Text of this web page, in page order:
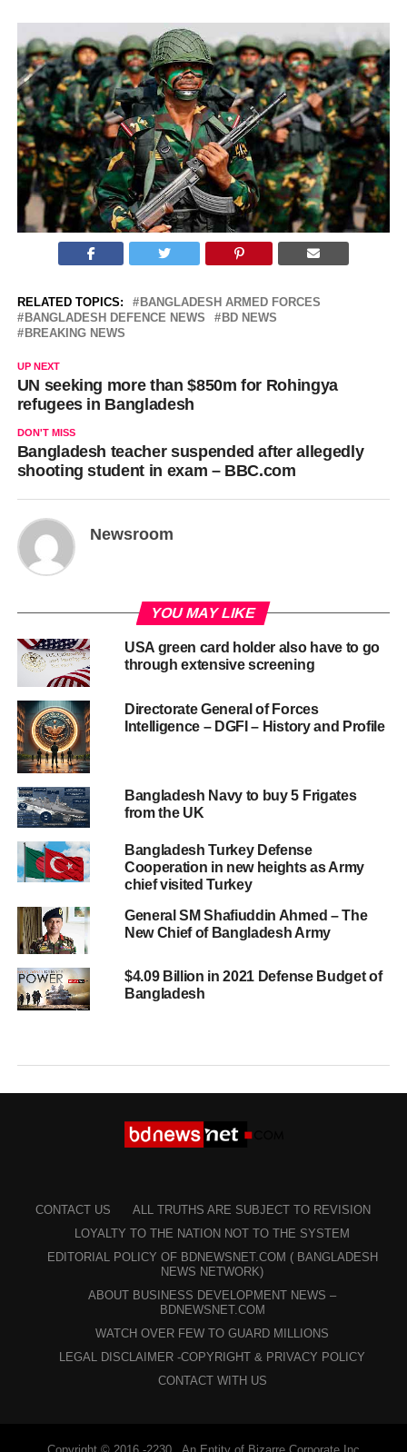
RELATED TOPICS:
BANGLADESH ARMED FORCES
BANGLADESH DEFENCE NEWS
BD NEWS
BREAKING NEWS
UP NEXT
UN seeking more than $850m for Rohingya
refugees in Bangladesh
DON'T MISS
Bangladesh teacher suspended after allegedly
shooting student in exam – BBC.com
Newsroom
YOU MAY LIKE
USA green card holder also have to go
through extensive screening
Directorate General of Forces
Intelligence – DGFI – History and Profile
Bangladesh Navy to buy 5 Frigates
from the UK
Bangladesh Turkey Defense
Cooperation in new heights as Army
chief visited Turkey
General SM Shafiuddin Ahmed – The
New Chief of Bangladesh Army
$4.09 Billion in 2021 Defense Budget of
Bangladesh